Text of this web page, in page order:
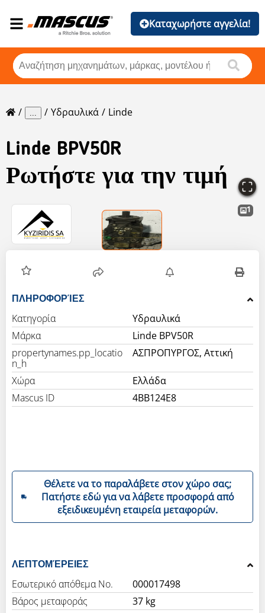
Καταχωρήστε αγγελία!
... Υδραυλικά Linde
Linde BPV50R
Ρωτήστε για την τιμή
1
ΠΛΗΡΟΦΟΡΊΕΣ
Κατηγορία
Υδραυλικά
Μάρκα
Linde BPV50R
propertynames.pp_locatio
n_h
ΑΣΠΡΟΠΥΡΓΟΣ, Αττική
Χώρα
Ελλάδα
Mascus ID
4BB124E8
Θέλετε να το παραλάβετε στον χώρο σας;
Πατήστε εδώ για να λάβετε προσφορά από
εξειδικευμένη εταιρεία μεταφορών.
ΛΕΠΤΟΜΈΡΕΙΕΣ
Εσωτερικό απόθεμα Νο.
000017498
Βάρος μεταφοράς
37 kg